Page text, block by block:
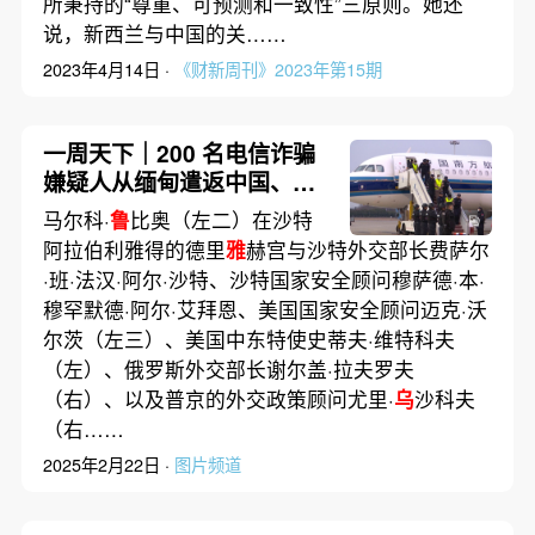
说，新西兰与中国的关……
2023年4月14日 · 《财新周刊》2023年第15期
一周天下｜200 名电信诈骗
嫌疑人从缅甸遣返中国、美
俄代表团沙特会谈
马尔科·鲁比奥（左二）在沙特
阿拉伯利雅得的德里雅赫宫与沙特外交部长费萨尔
·班·法汉·阿尔·沙特、沙特国家安全顾问穆萨德·本·
穆罕默德·阿尔·艾拜恩、美国国家安全顾问迈克·沃
尔茨（左三）、美国中东特使史蒂夫·维特科夫
（左）、俄罗斯外交部长谢尔盖·拉夫罗夫
（右）、以及普京的外交政策顾问尤里·乌沙科夫
（右……
2025年2月22日 · 图片频道